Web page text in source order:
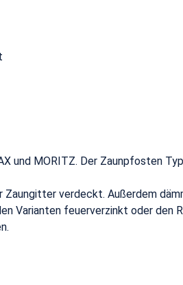
MORITZ. Der Zaunpfosten
verdeckt. Außerdem
Varianten feuerverzinkt oder